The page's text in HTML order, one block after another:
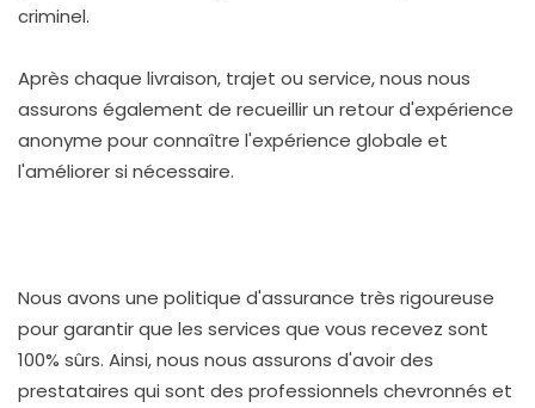
criminel.
Après chaque livraison, trajet ou service, nous nous
assurons également de recueillir un retour d'expérience
anonyme pour connaître l'expérience globale et
l'améliorer si nécessaire.
Nous avons une politique d'assurance très rigoureuse
pour garantir que les services que vous recevez sont
100% sûrs. Ainsi, nous nous assurons d'avoir des
prestataires qui sont des professionnels chevronnés et